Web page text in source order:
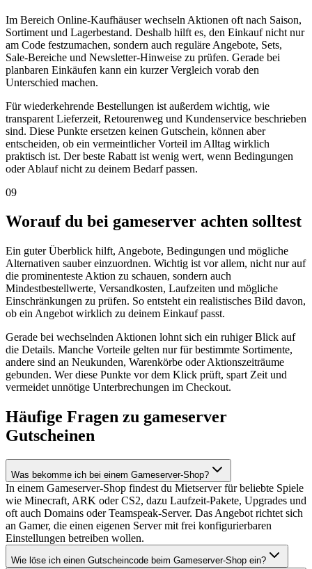
Im Bereich Online-Kaufhäuser wechseln Aktionen oft nach Saison,
Sortiment und Lagerbestand. Deshalb hilft es, den Einkauf nicht nur
am Code festzumachen, sondern auch reguläre Angebote, Sets,
Sale-Bereiche und Newsletter-Hinweise zu prüfen. Gerade bei
planbaren Einkäufen kann ein kurzer Vergleich vorab den
Unterschied machen.
Für wiederkehrende Bestellungen ist außerdem wichtig, wie
transparent Lieferzeit, Retourenweg und Kundenservice beschrieben
sind. Diese Punkte ersetzen keinen Gutschein, können aber
entscheiden, ob ein vermeintlicher Vorteil im Alltag wirklich
praktisch ist. Der beste Rabatt ist wenig wert, wenn Bedingungen
oder Ablauf nicht zu deinem Bedarf passen.
09
Worauf du bei gameserver achten solltest
Ein guter Überblick hilft, Angebote, Bedingungen und mögliche
Alternativen sauber einzuordnen. Wichtig ist vor allem, nicht nur auf
die prominenteste Aktion zu schauen, sondern auch
Mindestbestellwerte, Versandkosten, Laufzeiten und mögliche
Einschränkungen zu prüfen. So entsteht ein realistisches Bild davon,
ob ein Angebot wirklich zu deinem Einkauf passt.
Gerade bei wechselnden Aktionen lohnt sich ein ruhiger Blick auf
die Details. Manche Vorteile gelten nur für bestimmte Sortimente,
andere sind an Neukunden, Warenkörbe oder Aktionszeiträume
gebunden. Wer diese Punkte vor dem Klick prüft, spart Zeit und
vermeidet unnötige Unterbrechungen im Checkout.
Häufige Fragen zu gameserver
Gutscheinen
Was bekomme ich bei einem Gameserver-Shop?
In einem Gameserver-Shop findest du Mietserver für beliebte Spiele
wie Minecraft, ARK oder CS2, dazu Laufzeit-Pakete, Upgrades und
oft auch Domains oder Teamspeak-Server. Das Angebot richtet sich
an Gamer, die einen eigenen Server mit frei konfigurierbaren
Einstellungen betreiben wollen.
Wie löse ich einen Gutscheincode beim Gameserver-Shop ein?